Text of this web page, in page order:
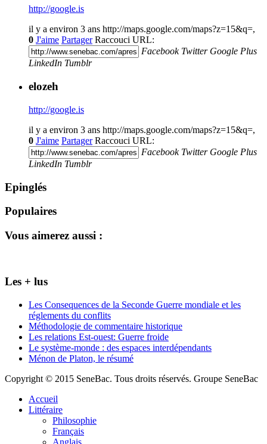
http://google.is
il y a environ 3 ans http://maps.google.com/maps?z=15&q=,
0 J'aime Partager Raccouci URL:
Facebook Twitter Google Plus
LinkedIn Tumblr
elozeh
http://google.is
il y a environ 3 ans http://maps.google.com/maps?z=15&q=,
0 J'aime Partager Raccouci URL:
Facebook Twitter Google Plus
LinkedIn Tumblr
Epinglés
Populaires
Vous aimerez aussi :
Les + lus
Les Consequences de la Seconde Guerre mondiale et les
réglements du conflits
Méthodologie de commentaire historique
Les relations Est-ouest: Guerre froide
Le système-monde : des espaces interdépendants
Ménon de Platon, le résumé
Copyright © 2015 SeneBac. Tous droits réservés. Groupe SeneBac
Accueil
Littéraire
Philosophie
Français